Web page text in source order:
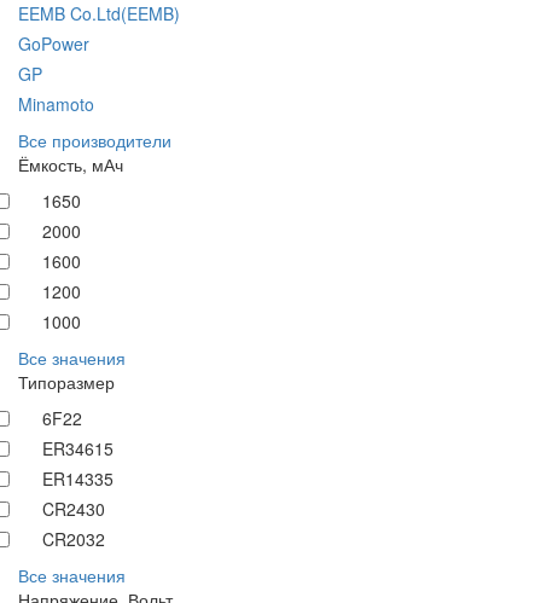
EEMB Co.Ltd(EEMB)
GoPower
GP
Minamoto
Все производители
Ёмкость, мАч
1650
2000
1600
1200
1000
Все значения
Типоразмер
6F22
ER34615
ER14335
CR2430
CR2032
Все значения